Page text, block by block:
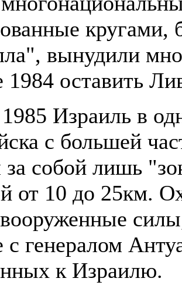
вынудили
1984 оставить
Израиль в
с большей
за собой лишь
от 10 до 25км.
с генералом
к Израилю.